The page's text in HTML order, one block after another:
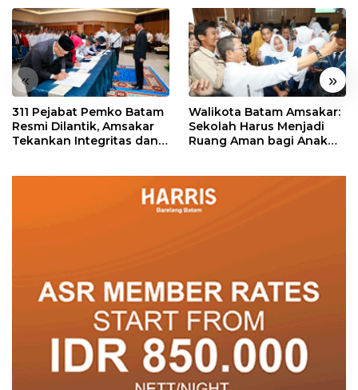
« »
311 Pejabat Pemko Batam
Resmi Dilantik, Amsakar
Tekankan Integritas dan
Walikota Batam Amsakar:
Sekolah Harus Menjadi
Ruang Aman bagi Anak